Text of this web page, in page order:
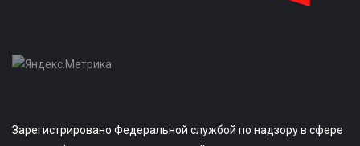
Зарегистрировано Федеральной службой по надзору в сфере